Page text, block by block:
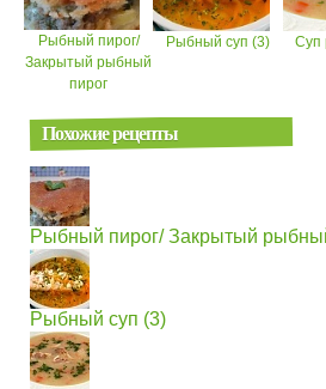
Рыбный пирог/
Закрытый рыбный
пирог
Рыбный суп (3) Суп
Похожие рецепты
Рыбный пирог/ Закрытый
Рыбный суп (3)